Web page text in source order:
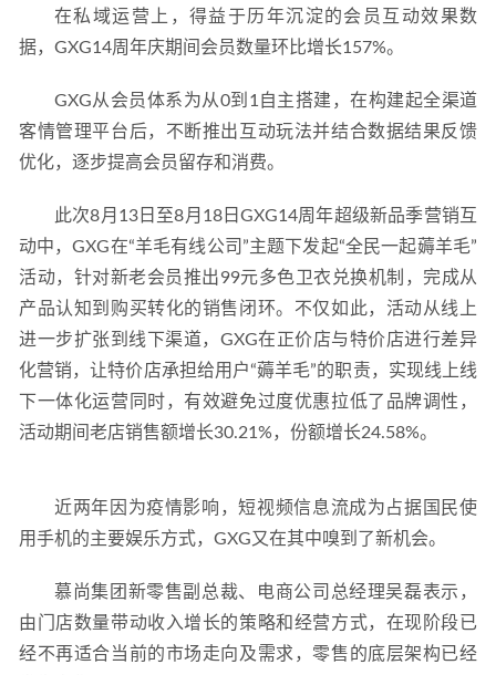
在私域运营上，得益于历年沉淀的会员互动效果数
据，GXG14周年庆期间会员数量环比增长157%。
GXG从会员体系为从0到1自主搭建，在构建起全渠道
客情管理平台后，不断推出互动玩法并结合数据结果反馈
优化，逐步提高会员留存和消费。
此次8月13日至8月18日GXG14周年超级新品季营销互
动中，GXG在“羊毛有线公司”主题下发起“全民一起薅羊毛”
活动，针对新老会员推出99元多色卫衣兑换机制，完成从
产品认知到购买转化的销售闭环。不仅如此，活动从线上
进一步扩张到线下渠道，GXG在正价店与特价店进行差异
化营销，让特价店承担给用户“薅羊毛”的职责，实现线上线
下一体化运营同时，有效避免过度优惠拉低了品牌调性，
活动期间老店销售额增长30.21%，份额增长24.58%。
近两年因为疫情影响，短视频信息流成为占据国民使
用手机的主要娱乐方式，GXG又在其中嗅到了新机会。
慕尚集团新零售副总裁、电商公司总经理吴磊表示，
由门店数量带动收入增长的策略和经营方式，在现阶段已
经不再适合当前的市场走向及需求，零售的底层架构已经